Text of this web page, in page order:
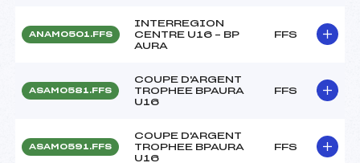
ANAM0501.FFS
INTERREGION
CENTRE U16 – BP
AURA
FFS
ASAM0581.FFS
COUPE D'ARGENT
TROPHEE BPAURA
U16
FFS
ASAM0591.FFS
COUPE D'ARGENT
TROPHEE BPAURA
U16
FFS